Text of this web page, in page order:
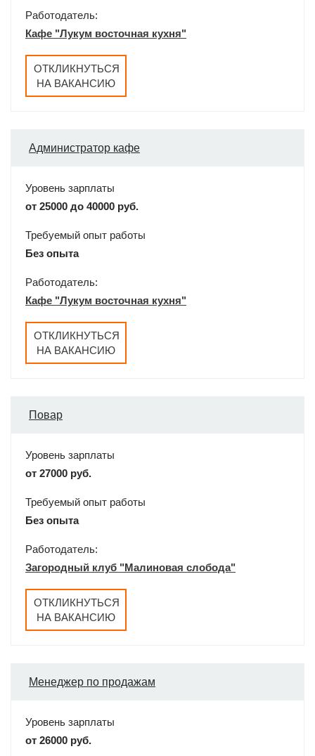
Работодатель:
Кафе "Лукум восточная кухня"
ОТКЛИКНУТЬСЯ
НА ВАКАНСИЮ
Администратор кафе
Уровень зарплаты
от 25000 до 40000 руб.
Требуемый опыт работы
Без опыта
Работодатель:
Кафе "Лукум восточная кухня"
ОТКЛИКНУТЬСЯ
НА ВАКАНСИЮ
Повар
Уровень зарплаты
от 27000 руб.
Требуемый опыт работы
Без опыта
Работодатель:
Загородный клуб "Малиновая слобода"
ОТКЛИКНУТЬСЯ
НА ВАКАНСИЮ
Менеджер по продажам
Уровень зарплаты
от 26000 руб.